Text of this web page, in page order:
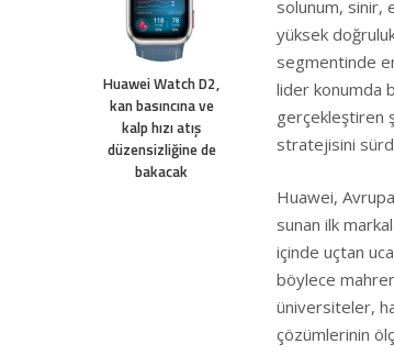
Huawei Watch D2,
kan basıncına ve
kalp hızı atış
düzensizliğine de
bakacak
solunum, sinir,
yüksek
segmentinde
lider konumda
gerçekleştiren
stratejisini
Huawei,
sunan ilk
içinde uçtan uca
böylece
üniversiteler,
çözümlerinin